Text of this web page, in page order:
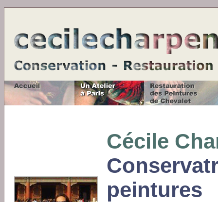
Cécile
peintures